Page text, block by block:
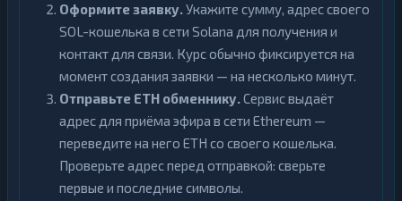
Оформите заявку.Укажите сумму, адрес своего
SOL-кошелька в сети Solana для получения и
контакт для связи. Курс обычно фиксируется на
момент создания заявки — на несколько минут.
Отправьте ETH обменнику.Сервис выдаёт
адрес для приёма эфира в сети Ethereum —
переведите на него ETH со своего кошелька.
Проверьте адрес перед отправкой: сверьте
первые и последние символы.